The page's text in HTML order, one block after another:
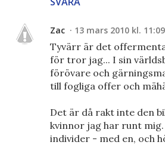
Zac 13 mars 2010 kl. 11:09
Tyvärr är det
för tror jag... I sin
förövare och
till fogliga offer och
Det är då rakt inte den
kvinnor jag har runt
individer - med en, och